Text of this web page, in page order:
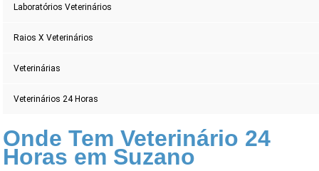
Laboratórios Veterinários
Raios X Veterinários
Veterinárias
Veterinários 24 Horas
Onde Tem Veterinário 24
Horas em Suzano